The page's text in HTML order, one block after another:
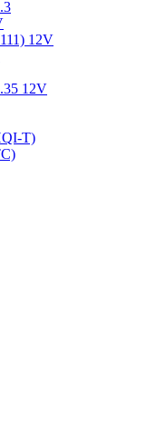
12V
12V
T)